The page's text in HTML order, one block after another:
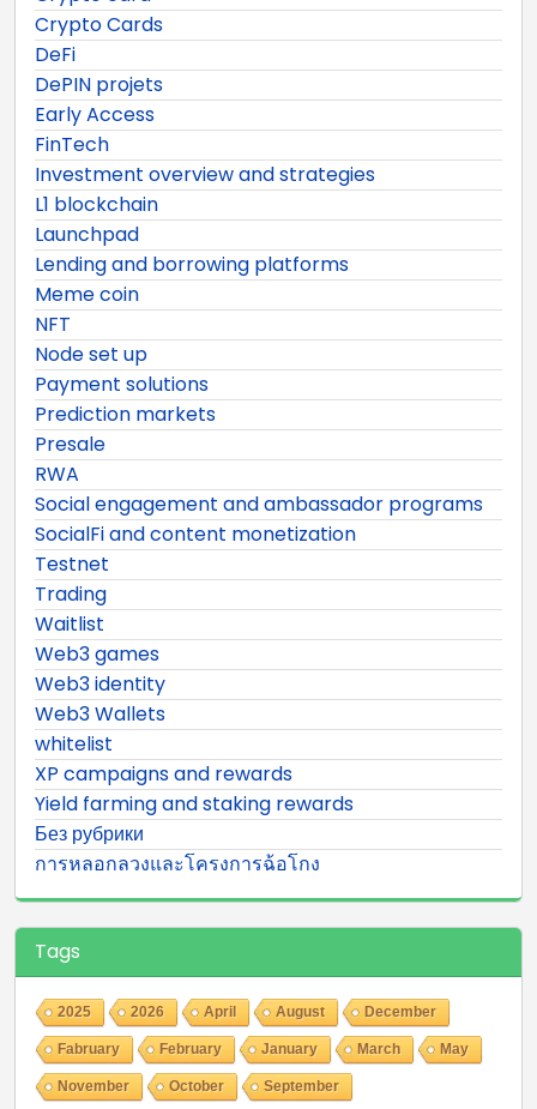
Crypto Cards
DeFi
DePIN projets
Early Access
FinTech
Investment overview and strategies
L1 blockchain
Launchpad
Lending and borrowing platforms
Meme coin
NFT
Node set up
Payment solutions
Prediction markets
Presale
RWA
Social engagement and ambassador programs
SocialFi and content monetization
Testnet
Trading
Waitlist
Web3 games
Web3 identity
Web3 Wallets
whitelist
XP campaigns and rewards
Yield farming and staking rewards
Без рубрики
การหลอกลวงและโครงการฉ้อโกง
Tags
2025 2026 April August December
Fabruary February January March May
November October September